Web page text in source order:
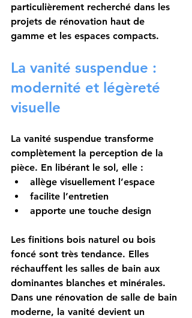
particulièrement recherché dans les
projets de rénovation haut de
gamme et les espaces compacts.
La vanité suspendue :
modernité et légèreté
visuelle
La vanité suspendue transforme
complètement la perception de la
pièce. En libérant le sol, elle :
allège visuellement l’espace
facilite l’entretien
apporte une touche design
Les finitions bois naturel ou bois
foncé sont très tendance. Elles
réchauffent les salles de bain aux
dominantes blanches et minérales.
Dans une rénovation de salle de bain
moderne, la vanité devient un